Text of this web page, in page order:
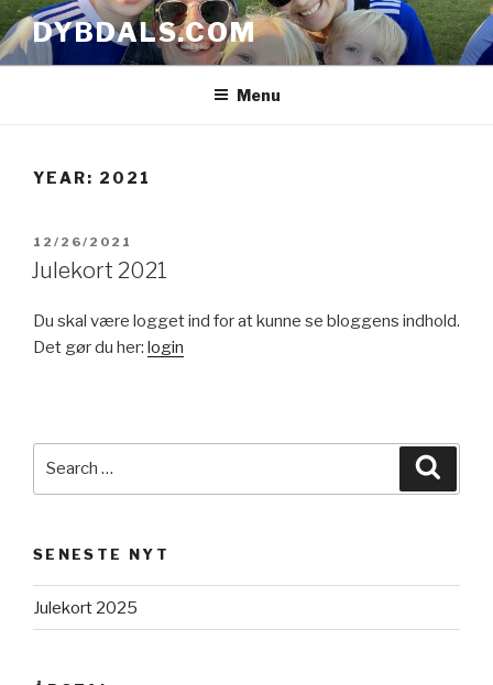
Skip
to
content
DYBDALS.COM
Menu
YEAR: 2021
POSTED
ON
12/26/2021
Julekort 2021
Du skal være logget ind for at kunne se bloggens indhold.
Det gør du her: login
SENESTE NYT
Julekort 2025